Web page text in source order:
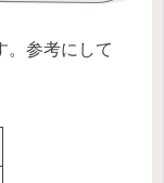
。参考にして